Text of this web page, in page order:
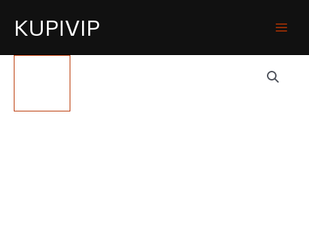
KUPIVIP